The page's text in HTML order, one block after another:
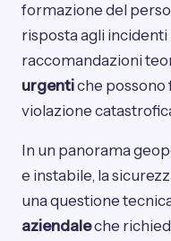
formazione del
risposta agli
raccomandazioni
urgentiche possono
violazione
In un panorama
e instabile, la
una questione
aziendaleche